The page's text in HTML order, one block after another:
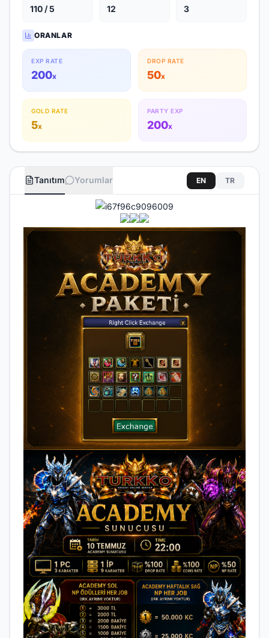
110 / 5 12 3
ORANLAR
EXP RATE
200x
DROP RATE
50x
GOLD RATE
5x
PARTY EXP
200x
Tanıtım Yorumlar EN TR